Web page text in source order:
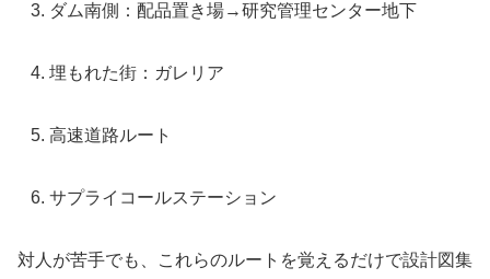
ダム南側：配品置き場→研究管理センター地下
埋もれた街：ガレリア
高速道路ルート
サプライコールステーション
対人が苦手でも、これらのルートを覚えるだけで設計図集